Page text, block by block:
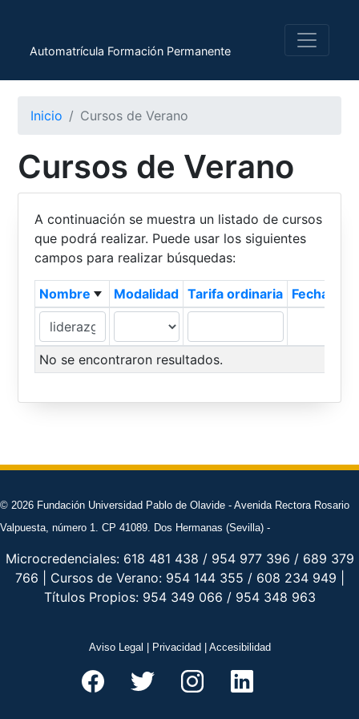
Automatrícula Formación Permanente
Inicio Cursos de Verano
Cursos de Verano
A continuación se muestra un listado de cursos
que podrá realizar. Puede usar los siguientes
campos para realizar búsquedas:
Nombre Modalidad Tarifa ordinaria Fecha de
No se encontraron resultados.
© 2026 Fundación Universidad Pablo de Olavide - Avenida Rectora Rosario
Valpuesta, número 1. CP 41089. Dos Hermanas (Sevilla) -
Microcredenciales: 618 481 438 / 954 977 396 / 689 379
766 | Cursos de Verano: 954 144 355 / 608 234 949 |
Títulos Propios: 954 349 066 / 954 348 963
Aviso Legal Privacidad Accesibilidad